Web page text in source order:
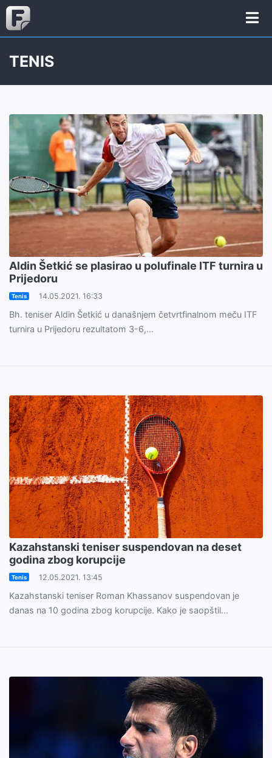
TENIS
Aldin Šetkić se plasirao u polufinale ITF turnira u
Prijedoru
Tenis 14.05.2021. 16:33
Bh. teniser Aldin Šetkić u današnjem četvrtfinalnom meču ITF
turnira u Prijedoru rezultatom 3-6,...
Kazahstanski teniser suspendovan na deset
godina zbog korupcije
Tenis 12.05.2021. 13:45
Kazahstanski teniser Roman Khassanov suspendovan je
danas na 10 godina zbog korupcije. Kako je saopštil...